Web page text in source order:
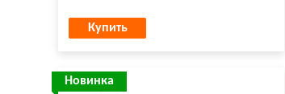
Купить
Новинка